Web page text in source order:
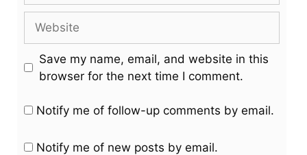
Save my name, email, and website in this
browser for the next time I comment.
Notify me of follow-up comments by email.
Notify me of new posts by email.